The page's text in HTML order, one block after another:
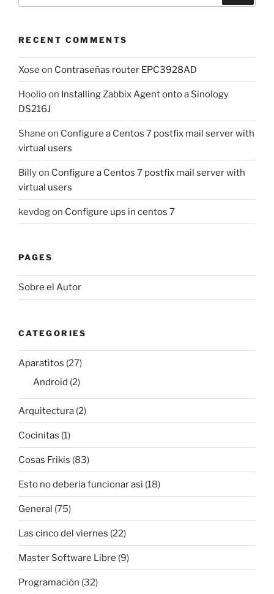
RECENT COMMENTS
Xose on Contraseñas router EPC3928AD
Hoolioon Installing Zabbix Agent onto a Sinology
DS216J
Shane on Configure a Centos 7 postfix mail server with
virtual users
Billyon Configure a Centos 7 postfix mail server with
virtual users
kevdogon Configure ups in centos 7
PAGES
Sobre el Autor
CATEGORIES
Aparatitos (27)
Android (2)
Arquitectura (2)
Cocinitas (1)
Cosas Frikis (83)
Esto no deberia funcionar asi (18)
General (75)
Las cinco del viernes (22)
Master Software Libre (9)
Programación (32)